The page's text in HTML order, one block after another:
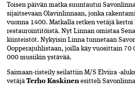
Toisen päivän matka suuntautui
sijaitsevaan Olavinlinnaan, jonka
vuonna 1400. Matkalla retken vetäjä kertoi
restaurointitöistä. Nyt Linnan omistaa
kiinteistöt. Nykyisin Linna tunnetaan
Oopperajuhlistaan, joilla käy vuosittain 70
000 musiikin ystävää.
Saimaan-risteily seilattiin M/S Elviira -
vetäjä Terho Kaskinenesitteli